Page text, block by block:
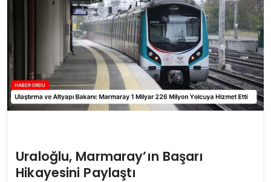
YAŞAM
Uraloğlu, Marmaray’ın Başarı
Hikayesini Paylaştı